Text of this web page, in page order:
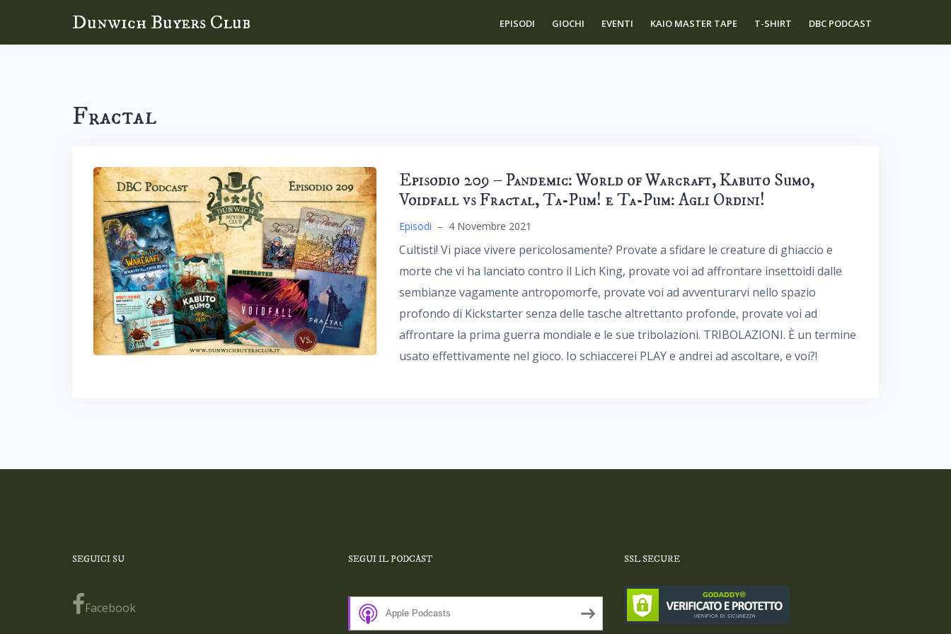
Dunwich Buyers Club EPISODI GIOCHI EVENTI KAIO MASTER TAPE T-SHIRT DBC PODCAST
Fractal
Episodio 209 – Pandemic: World of Warcraft, Kabuto Sumo,
Voidfall vs Fractal, Ta-Pum! e Ta-Pum: Agli Ordini!
Episodi – 4 Novembre 2021
Cultisti! Vi piace vivere pericolosamente? Provate a sfidare le creature di ghiaccio e
morte che vi ha lanciato contro il Lich King, provate voi ad affrontare insettoidi dalle
sembianze vagamente antropomorfe, provate voi ad avventurarvi nello spazio
profondo di Kickstarter senza delle tasche altrettanto profonde, provate voi ad
affrontare la prima guerra mondiale e le sue tribolazioni. TRIBOLAZIONI. È un termine
usato effettivamente nel gioco. Io schiaccerei PLAY e andrei ad ascoltare, e voi?!
SEGUICI SU
Facebook
SEGUI IL PODCAST
Apple Podcasts
SSL SECURE